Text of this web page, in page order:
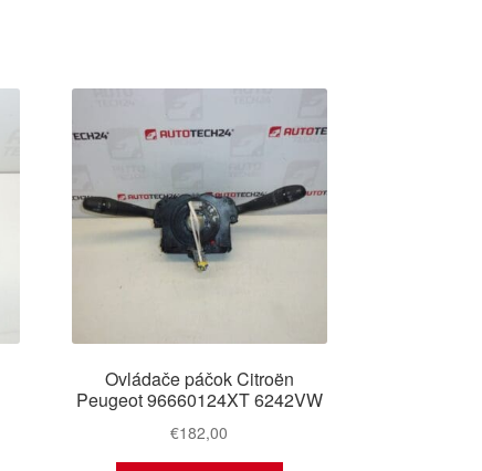
Ovládače páčok Citroën
Peugeot 96660124XT 6242VW
€182,00